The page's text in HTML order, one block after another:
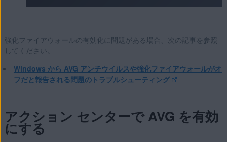
強化ファイアウォールの有効化に問題がある場合、次の記事を参照
してください。
Windows から AVG アンチウイルスや強化ファイアウォールがオ
フだと報告される問題のトラブルシューティング
アクション センターで AVG を有効
にする